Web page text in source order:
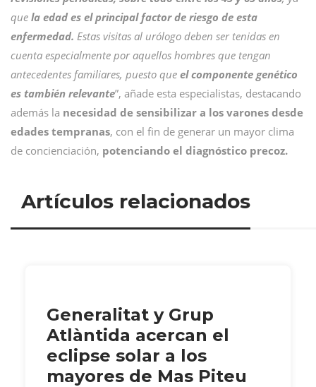
que la edad es el principal factor de riesgo de esta
enfermedad. Estas visitas al urólogo deben ser tenidas en
cuenta especialmente por aquellos hombres que tengan
antecedentes familiares, puesto que el componente genético
es también relevante”, añade esta especialistas, destacando
además la necesidad de sensibilizar a los varones desde
edades tempranas, con el fin de generar un mayor clima
de concienciación, potenciando el diagnóstico precoz.
Artículos relacionados
Generalitat y Grup
Atlàntida acercan el
eclipse solar a los
mayores de Mas Piteu